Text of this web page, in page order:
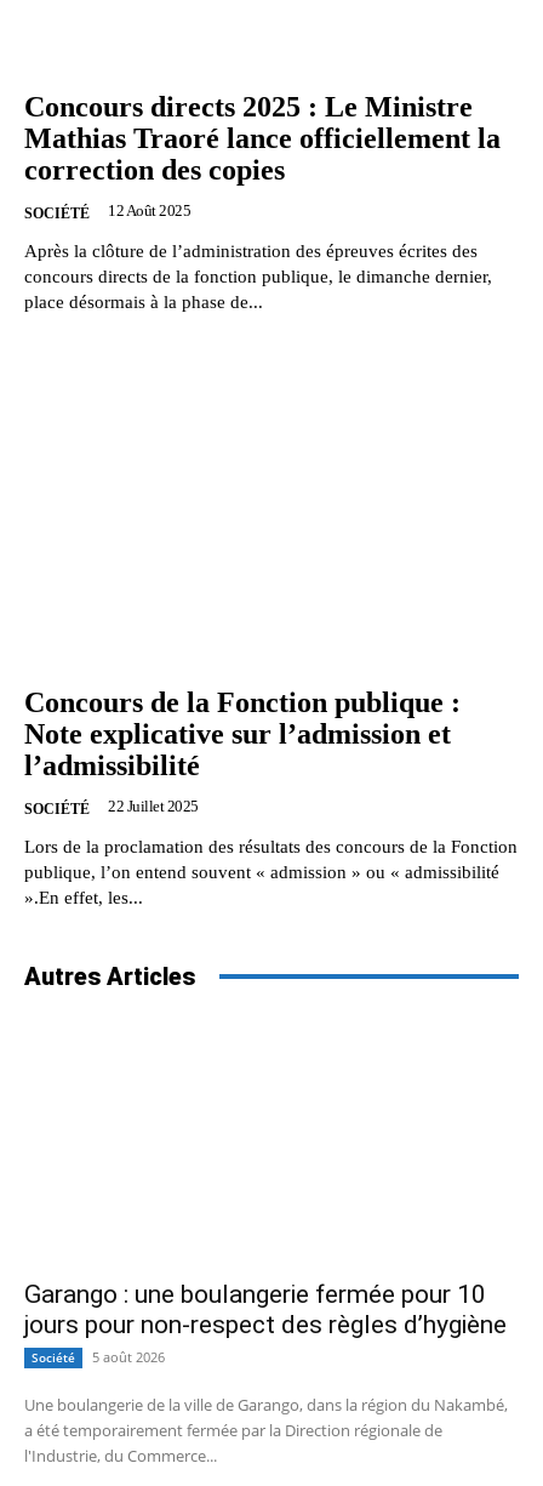
Concours directs 2025 : Le Ministre
Mathias Traoré lance officiellement la
correction des copies
SOCIÉTÉ 12 Août 2025
Après la clôture de l’administration des épreuves écrites des
concours directs de la fonction publique, le dimanche dernier,
place désormais à la phase de...
Concours de la Fonction publique :
Note explicative sur l’admission et
l’admissibilité
SOCIÉTÉ 22 Juillet 2025
Lors de la proclamation des résultats des concours de la Fonction
publique, l’on entend souvent « admission » ou « admissibilité
».En effet, les...
Autres Articles
Garango : une boulangerie fermée pour 10
jours pour non-respect des règles d’hygiène
Société 5 août 2026
Une boulangerie de la ville de Garango, dans la région du Nakambé,
a été temporairement fermée par la Direction régionale de
l'Industrie, du Commerce...